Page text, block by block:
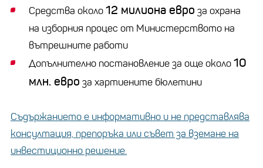
Средства около12 милиона евро за охрана
на изборния процес от Министерството на
вътрешните работи
Допълнително постановление за още около10
млн. евро за хартиените бюлетини
Съдържанието е информативно и не представлява
консултация, препоръка или съвет за вземане на
инвестиционно решение.